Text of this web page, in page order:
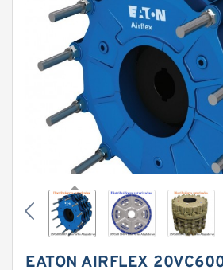
EATON AIRFLEX